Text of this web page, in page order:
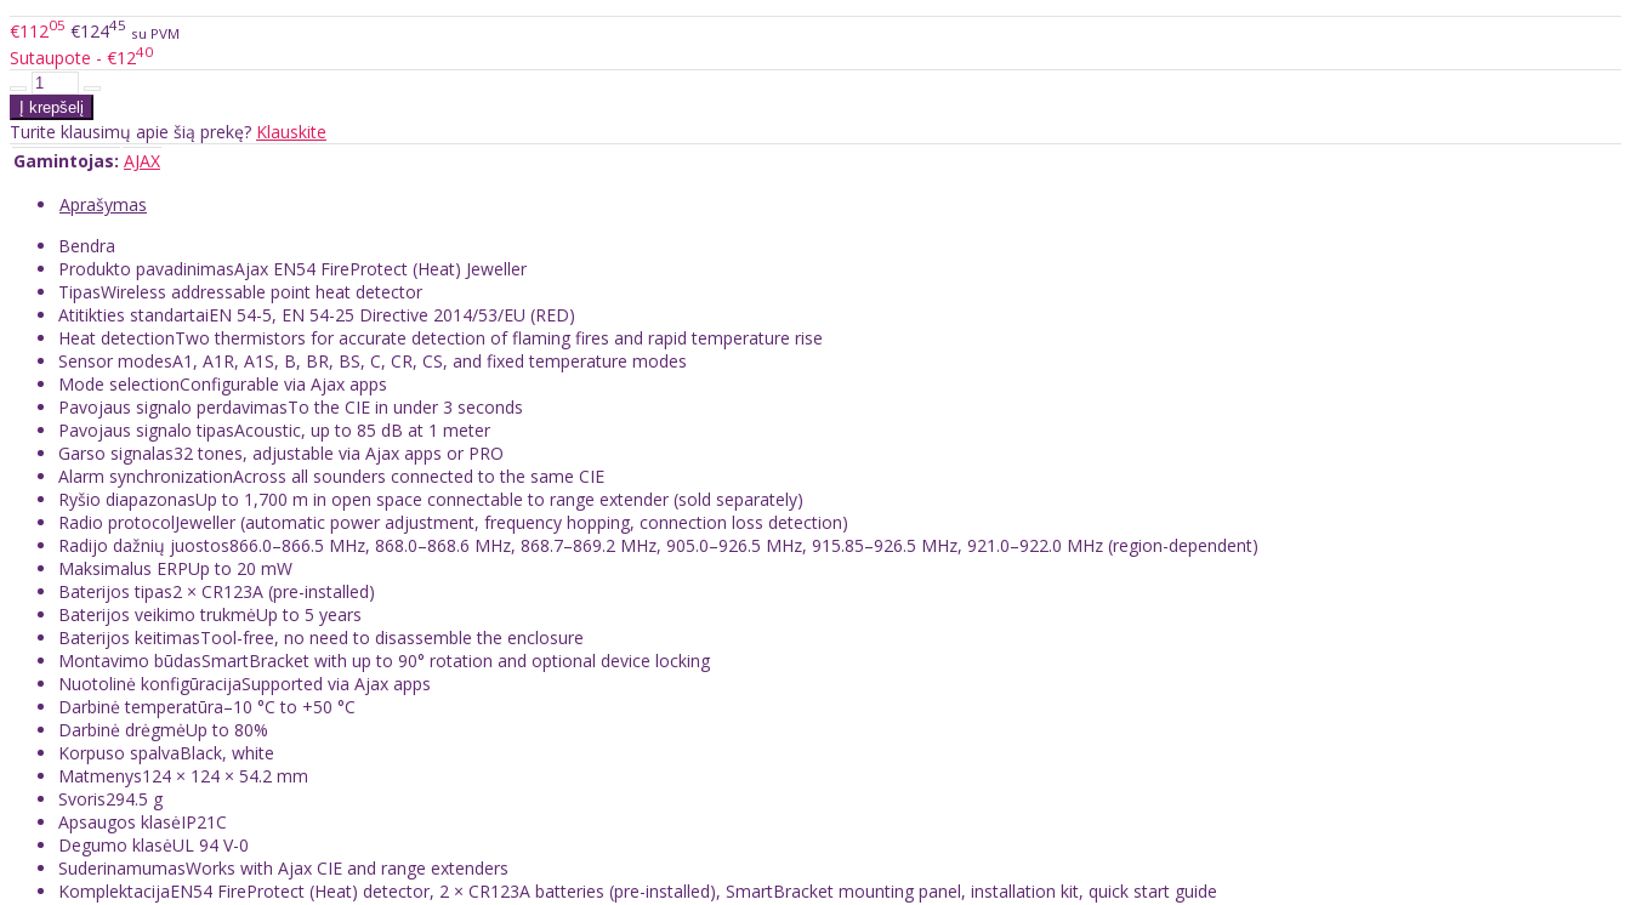
€11205 €12445 su PVM
Sutaupote - €1240
Turite klausimų apie šią prekę? Klauskite
Gamintojas: AJAX
Aprašymas
Bendra
Produkto pavadinimasAjax EN54 FireProtect (Heat) Jeweller
TipasWireless addressable point heat detector
Atitikties standartaiEN 54-5, EN 54-25 Directive 2014/53/EU (RED)
Heat detectionTwo thermistors for accurate detection of flaming fires and rapid temperature rise
Sensor modesA1, A1R, A1S, B, BR, BS, C, CR, CS, and fixed temperature modes
Mode selectionConfigurable via Ajax apps
Pavojaus signalo perdavimasTo the CIE in under 3 seconds
Pavojaus signalo tipasAcoustic, up to 85 dB at 1 meter
Garso signalas32 tones, adjustable via Ajax apps or PRO
Alarm synchronizationAcross all sounders connected to the same CIE
Ryšio diapazonasUp to 1,700 m in open space connectable to range extender (sold separately)
Radio protocolJeweller (automatic power adjustment, frequency hopping, connection loss detection)
Radijo dažnių juostos866.0–866.5 MHz, 868.0–868.6 MHz, 868.7–869.2 MHz, 905.0–926.5 MHz, 915.85–926.5 MHz, 921.0–922.0 MHz (region-dependent)
Maksimalus ERPUp to 20 mW
Baterijos tipas2 × CR123A (pre-installed)
Baterijos veikimo trukmėUp to 5 years
Baterijos keitimasTool-free, no need to disassemble the enclosure
Montavimo būdasSmartBracket with up to 90° rotation and optional device locking
Nuotolinė konfigūracijaSupported via Ajax apps
Darbinė temperatūra–10 °C to +50 °C
Darbinė drėgmėUp to 80%
Korpuso spalvaBlack, white
Matmenys124 × 124 × 54.2 mm
Svoris294.5 g
Apsaugos klasėIP21C
Degumo klasėUL 94 V-0
SuderinamumasWorks with Ajax CIE and range extenders
KomplektacijaEN54 FireProtect (Heat) detector, 2 × CR123A batteries (pre-installed), SmartBracket mounting panel, installation kit, quick start guide